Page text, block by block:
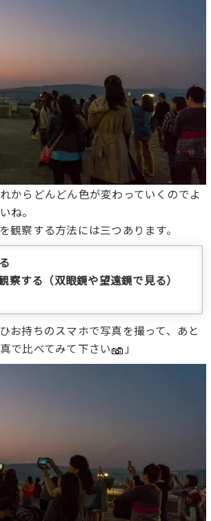
からどんどん色が変わっていくのでよ
ね。
観察する方法には三つあります。
察する（双眼鏡や望遠鏡で見る）
お持ちのスマホで写真を撮って、あと
で比べてみて下さい
」